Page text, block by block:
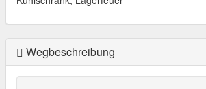
Wegbeschreibung